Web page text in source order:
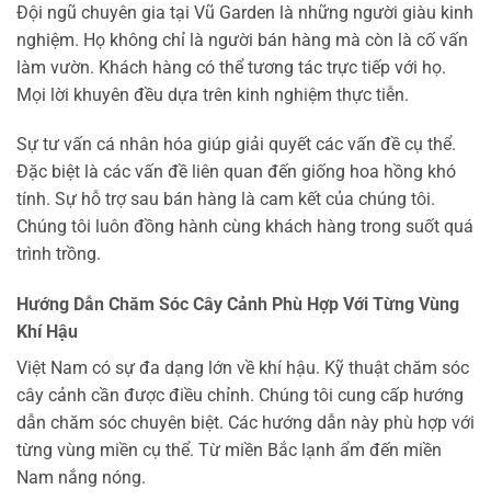
Đội ngũ chuyên gia tại Vũ Garden là những người giàu kinh
nghiệm. Họ không chỉ là người bán hàng mà còn là cố vấn
làm vườn. Khách hàng có thể tương tác trực tiếp với họ.
Mọi lời khuyên đều dựa trên kinh nghiệm thực tiễn.
Sự tư vấn cá nhân hóa giúp giải quyết các vấn đề cụ thể.
Đặc biệt là các vấn đề liên quan đến giống hoa hồng khó
tính. Sự hỗ trợ sau bán hàng là cam kết của chúng tôi.
Chúng tôi luôn đồng hành cùng khách hàng trong suốt quá
trình trồng.
Hướng Dẫn Chăm Sóc Cây Cảnh Phù Hợp Với Từng Vùng
Khí Hậu
Việt Nam có sự đa dạng lớn về khí hậu. Kỹ thuật chăm sóc
cây cảnh cần được điều chỉnh. Chúng tôi cung cấp hướng
dẫn chăm sóc chuyên biệt. Các hướng dẫn này phù hợp với
từng vùng miền cụ thể. Từ miền Bắc lạnh ẩm đến miền
Nam nắng nóng.